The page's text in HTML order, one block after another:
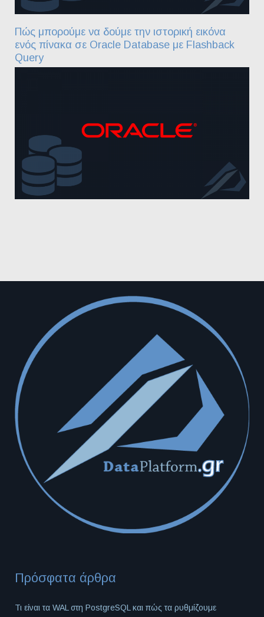
Πώς μπορούμε να δούμε την ιστορική εικόνα
ενός πίνακα σε Oracle Database με Flashback
Query
Πρόσφατα άρθρα
Τι είναι τα WAL στη PostgreSQL και πώς τα ρυθμίζουμε